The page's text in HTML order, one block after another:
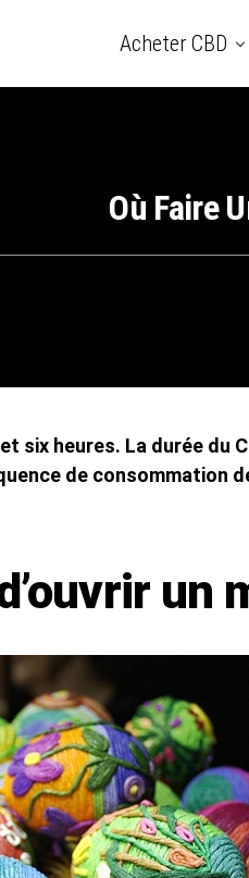
Acheter CBD
Où Faire
six heures. La durée
de consommation
un